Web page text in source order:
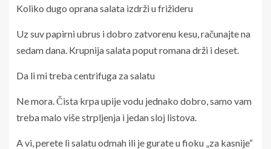
Koliko dugo oprana salata izdrži u frižideru
Uz suv papirni ubrus i dobro zatvorenu kesu, računajte na
sedam dana. Krupnija salata poput romana drži i deset.
Da li mi treba centrifuga za salatu
Ne mora. Čista krpa upije vodu jednako dobro, samo vam
treba malo više strpljenja i jedan sloj listova.
A vi, perete li salatu odmah ili je gurate u fioku „za kasnije“